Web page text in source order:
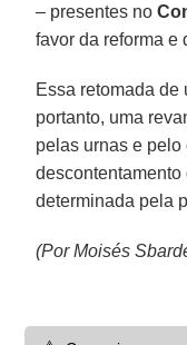
– presentes no
favor da reforma e
Essa retomada de
portanto, uma
pelas urnas e
determinada pela
(Por Moisés